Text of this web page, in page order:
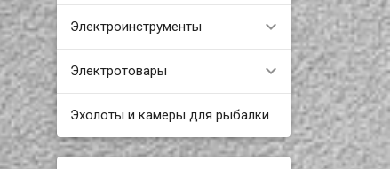
Электроинструменты
Электротовары
Эхолоты и камеры для рыбалки